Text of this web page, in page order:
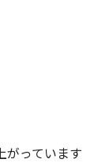
がっています